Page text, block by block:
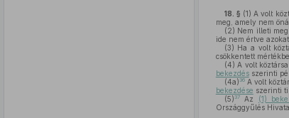
18. § (1) A volt
meg, amely nem
(2) Nem illeti
ide nem értve
(3) Ha a volt
csökkentett
(4) A volt
bekezdésszerinti
(4a) 36A volt
bekezdése szerinti
(5) 37Az (1)
Országgyűlés